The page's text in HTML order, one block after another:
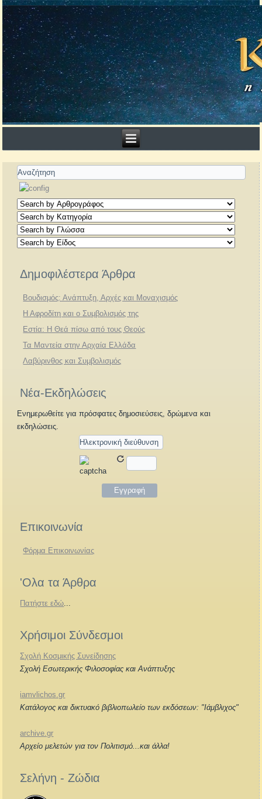
Δημοφιλέστερα Άρθρα
Βουδισμός: Ανάπτυξη, Αρχές και Μοναχισμός
Η Αφροδίτη και ο Συμβολισμός της
Εστία: Η Θεά πίσω από τους Θεούς
Τα Μαντεία στην Αρχαία Ελλάδα
Λαβύρινθος και Συμβολισμός
Νέα-Εκδηλώσεις
Ενημερωθείτε για πρόσφατες δημοσιεύσεις, δρώμενα και
εκδηλώσεις.
Επικοινωνία
Φόρμα Επικοινωνίας
'Ολα τα Άρθρα
Πατήστε εδώ...
Χρήσιμοι Σύνδεσμοι
Σχολή Κοσμικής Συνείδησης
Σχολή Εσωτερικής Φιλοσοφίας και Ανάπτυξης
iamvlichos.gr
Κατάλογος και δικτυακό βιβλιοπωλείο των εκδόσεων: "Ιάμβλιχος"
archive.gr
Αρχείο μελετών για τον Πολιτισμό...και άλλα!
Σελήνη - Ζώδια